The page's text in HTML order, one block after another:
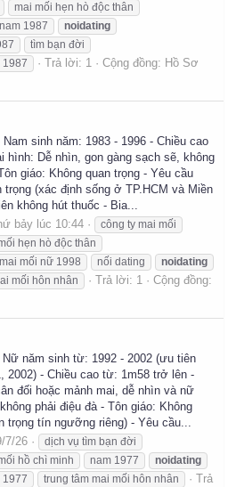
mai mối hẹn hò độc thân
nam 1987
noidating
tìm bạn đời
1987
Trả lời: 1 Cộng đồng: Hồ Sơ
sinh năm: 1983 - 1996 - Chiều cao
hình: Dễ nhìn, gon gàng sạch sẽ, không
giáo: Không quan trọng - Yêu cầu
trọng (xác định sống ở TP.HCM và Miền
không hút thuốc - Bia...
bảy lúc 10:44
công ty mai mối
hẹn hò độc thân
mai mối nữ 1998 nối dating
noidating
mối hôn nhân Trả lời: 1
Cộng đồng:
năm sinh từ: 1992 - 2002 (ưu tiên
2002) - Chiều cao từ: 1m58 trở lên -
đối hoặc mảnh mai, dễ nhìn và nữ
phải điệu đà - Tôn giáo: Không
trọng tín ngưỡng riêng) - Yêu cầu...
7/26
dịch vụ tìm bạn đời
hồ chì minh nam 1977
noidating
1977
trung tâm mai mối hôn nhân
Trả